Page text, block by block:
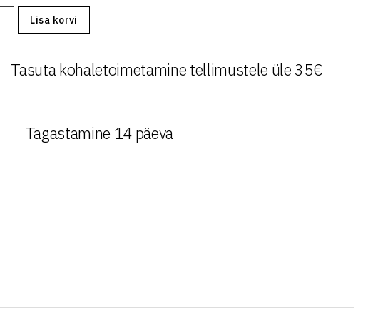
Lisa korvi
Tasuta kohaletoimetamine tellimustele üle 35€
Tagastamine 14 päeva